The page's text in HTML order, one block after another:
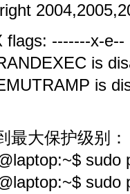
flags: -------x-
is
is
最大保护级别：
sudo
sudo